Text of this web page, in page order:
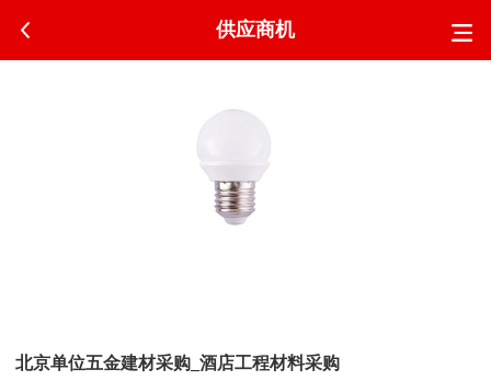
供应商机
北京单位五金建材采购_酒店工程材料采购